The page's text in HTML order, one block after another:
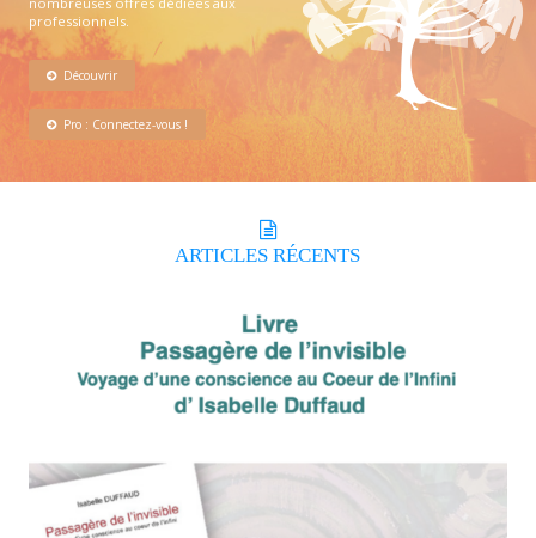
professionnels.
Découvrir
Pro : Connectez-vous !
ARTICLES RÉCENTS